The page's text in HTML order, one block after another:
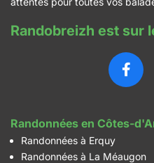
Randobreizh est sur
Randonnées en Côtes-
Randonnées à Erquy
Randonnées à La Méaugon